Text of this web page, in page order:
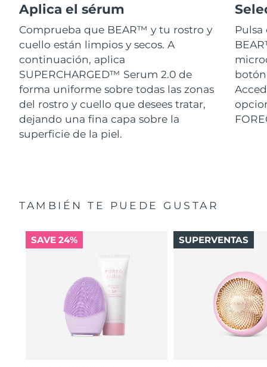
Aplica el sérum
Comprueba que BEAR™ y tu rostro y
cuello están limpios y secos. A
continuación, aplica
SUPERCHARGED™ Serum 2.0 de
forma uniforme sobre todas las zonas
del rostro y cuello que desees tratar,
dejando una fina capa sobre la
superficie de la piel.
botón
TAMBIÉN TE PUEDE GUSTAR
SAVE 24% SUPERVENTAS